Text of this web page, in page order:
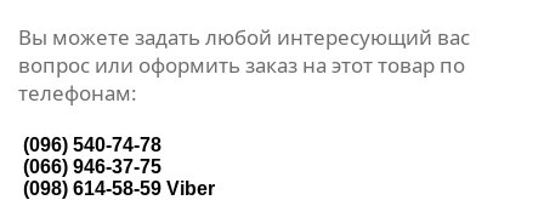
Вы можете задать любой интересующий вас
вопрос или оформить заказ на этот товар по
телефонам:
(096) 540-74-78
(066) 946-37-75
(098) 614-58-59 Viber